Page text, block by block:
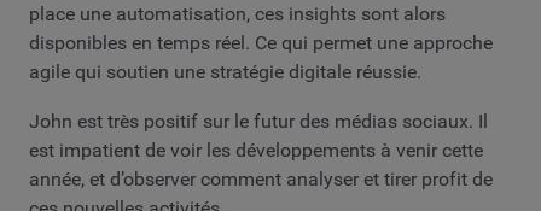
place une automatisation, ces insights sont alors
disponibles en temps réel. Ce qui permet une approche
agile qui soutien une stratégie digitale réussie.
John est très positif sur le futur des médias sociaux. Il
est impatient de voir les développements à venir cette
année, et d’observer comment analyser et tirer profit de